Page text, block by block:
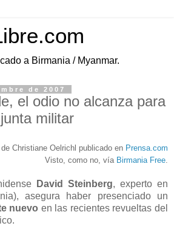
a Birmania / Myanmar.
de 2007
el odio no alcanza para
militar
Christiane Oelrichl publicado en Prensa.com
Visto, como no, vía Birmania Free
David Steinberg, experto en
asegura haber presenciado un
nuevo en las recientes revueltas del